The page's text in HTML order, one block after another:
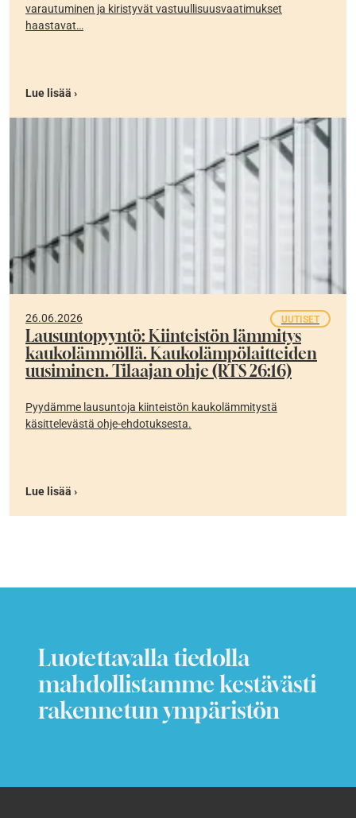
varautuminen ja kiristyvät vastuullisuusvaatimukset
haastavat…
Lue lisää ›
26.06.2026 UUTISET
Lausuntopyyntö: Kiinteistön lämmitys
kaukolämmöllä. Kaukolämpölaitteiden
uusiminen. Tilaajan ohje (RTS 26:16)
Pyydämme lausuntoja kiinteistön kaukolämmitystä
käsittelevästä ohje-ehdotuksesta.
Lue lisää ›
Luotettavalla tiedolla
mahdollistamme kestävästi
rakennetun ympäristön